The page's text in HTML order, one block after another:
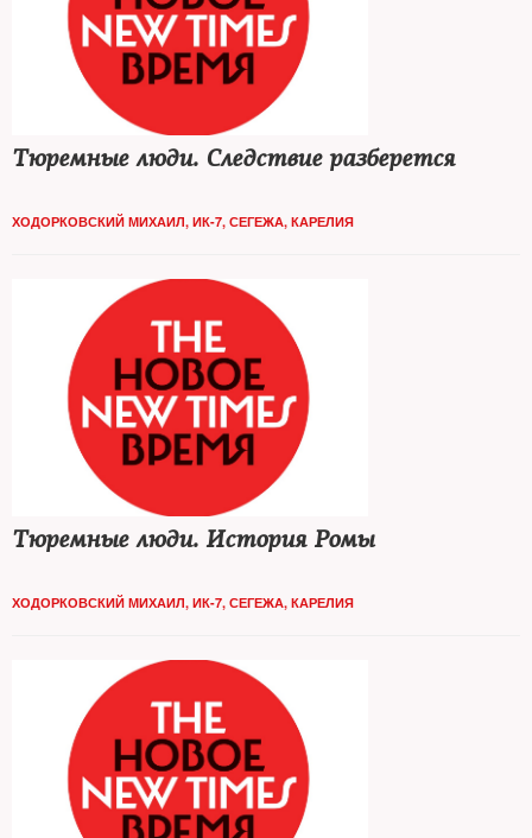
Тюремные люди. Следствие разберется
ХОДОРКОВСКИЙ МИХАИЛ, ИК-7, СЕГЕЖА, КАРЕЛИЯ
Тюремные люди. История Ромы
ХОДОРКОВСКИЙ МИХАИЛ, ИК-7, СЕГЕЖА, КАРЕЛИЯ